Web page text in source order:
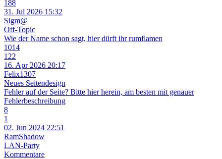
188
31. Jul 2026 15:32
Sigm@
Off-Topic
Wie der Name schon sagt, hier dürft ihr rumflamen
1014
122
16. Apr 2026 20:17
Felix1307
Neues Seitendesign
Fehler auf der Seite? Bitte hier herein, am besten mit genauer
Fehlerbeschreibung
8
1
02. Jun 2024 22:51
RamShadow
LAN-Party
Kommentare